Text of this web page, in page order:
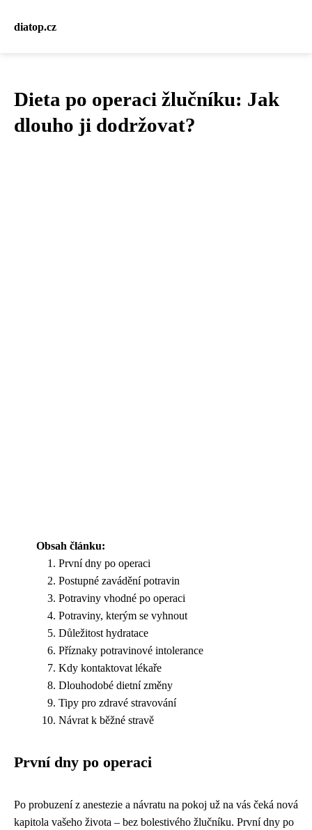
diatop.cz
Dieta po operaci žlučníku: Jak
dlouho ji dodržovat?
Obsah článku:
První dny po operaci
Postupné zavádění potravin
Potraviny vhodné po operaci
Potraviny, kterým se vyhnout
Důležitost hydratace
Příznaky potravinové intolerance
Kdy kontaktovat lékaře
Dlouhodobé dietní změny
Tipy pro zdravé stravování
Návrat k běžné stravě
První dny po operaci
Po probuzení z anestezie a návratu na pokoj už na vás čeká nová
kapitola vašeho života – bez bolestivého žlučníku. První dny po